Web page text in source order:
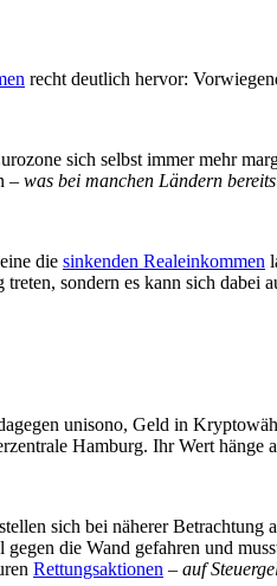
recht deutlich hervor:
sich selbst immer mehr
– was bei manchen Ländern
die sinkenden Realeinkommen
sondern es kann sich
unisono, Geld in
Hamburg. Ihr Wert hänge
sich bei näherer
die Wand gefahren und
Rettungsaktionen – auf